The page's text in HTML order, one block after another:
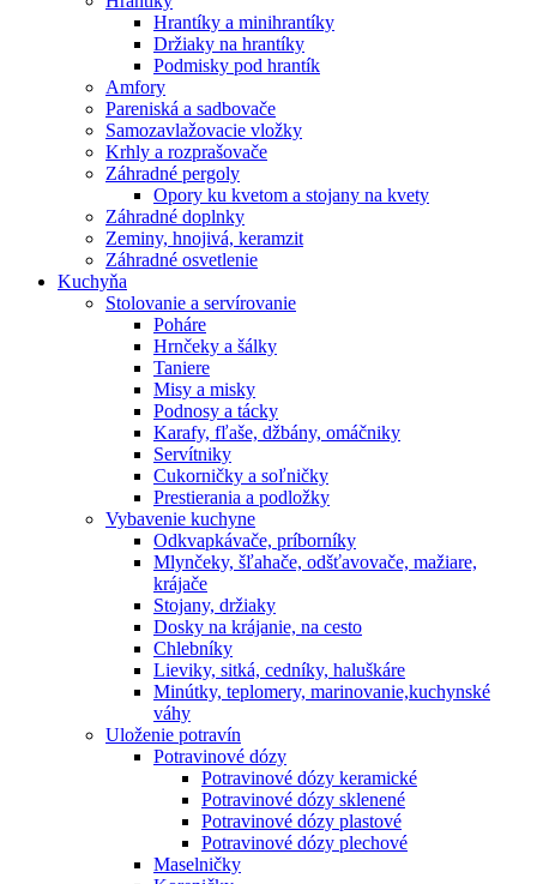
Hrantíky a minihrantíky
Držiaky na hrantíky
Podmisky pod hrantík
Amfory
Pareniská a sadbovače
Samozavlažovacie vložky
Krhly a rozprašovače
Záhradné pergoly
Opory ku kvetom a stojany na kvety
Záhradné doplnky
Zeminy, hnojivá, keramzit
Záhradné osvetlenie
Kuchyňa
Stolovanie a servírovanie
Poháre
Hrnčeky a šálky
Taniere
Misy a misky
Podnosy a tácky
Karafy, fľaše, džbány, omáčniky
Servítniky
Cukorničky a soľničky
Prestierania a podložky
Vybavenie kuchyne
Odkvapkávače, príborníky
Mlynčeky, šľahače, odšťavovače, mažiare,
krájače
Stojany, držiaky
Dosky na krájanie, na cesto
Chlebníky
Lieviky, sitká, cedníky, haluškáre
Minútky, teplomery, marinovanie,kuchynské
váhy
Uloženie potravín
Potravinové dózy
Potravinové dózy keramické
Potravinové dózy sklenené
Potravinové dózy plastové
Potravinové dózy plechové
Maselničky